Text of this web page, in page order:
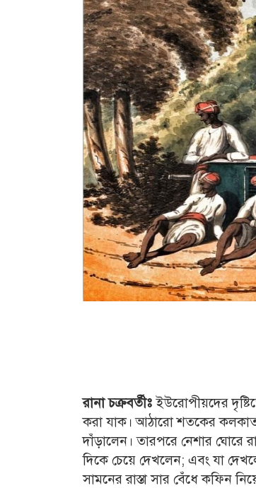
রানা চক্রবর্তীঃ ইউরোপীয়দের
করা যাক। আঠারো শতকের
দাঁড়ালেন। তারপরে নেশার ঘোরে
দিকে চেয়ে দেখলেন; এবং যা
সামনের রাস্তা সার বেঁধে কফিন